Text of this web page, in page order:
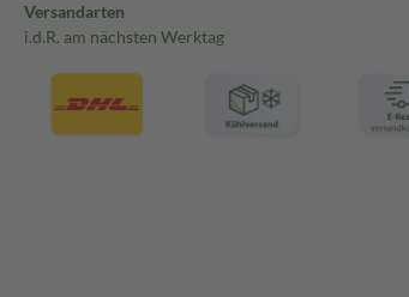
Versandarten
i.d.R. am nächsten Werktag